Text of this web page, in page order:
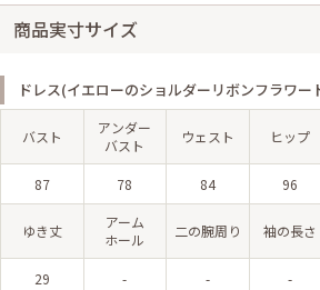
商品実寸サイズ
ドレス(イエローのショルダーリボンフラワー
バスト
アンダー
バスト
ウェスト ヒップ
87 78 84 96
ゆき丈
アーム
ホール
二の腕周り 袖の長さ
29 - - -